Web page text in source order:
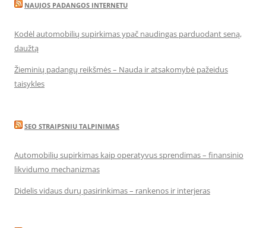
NAUJOS PADANGOS INTERNETU
Kodėl automobilių supirkimas ypač naudingas parduodant seną,
daužtą
Žieminių padangų reikšmės – Nauda ir atsakomybė pažeidus
taisykles
SEO STRAIPSNIU TALPINIMAS
Automobilių supirkimas kaip operatyvus sprendimas – finansinio
likvidumo mechanizmas
Didelis vidaus durų pasirinkimas – rankenos ir interjeras